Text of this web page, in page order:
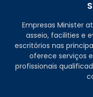
Empresas Minister
asseio, facilities e
escritórios nas
oferece serviços
profissionais